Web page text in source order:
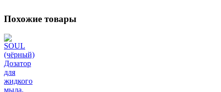
Похожие товары